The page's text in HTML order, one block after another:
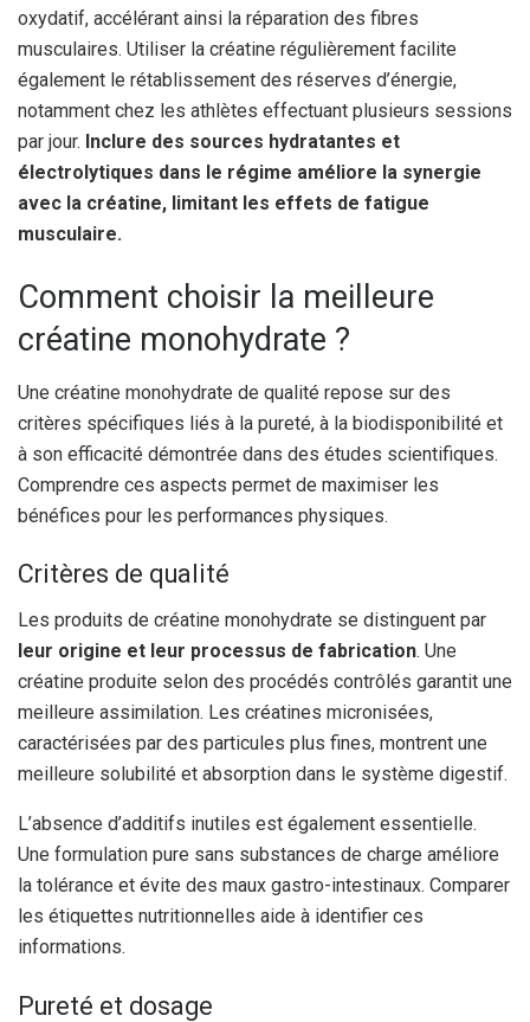
oxydatif, accélérant ainsi la réparation des fibres
musculaires. Utiliser la créatine régulièrement facilite
également le rétablissement des réserves d’énergie,
notamment chez les athlètes effectuant plusieurs sessions
par jour. Inclure des sources hydratantes et
électrolytiques dans le régime améliore la synergie
avec la créatine, limitant les effets de fatigue
musculaire.
Comment choisir la meilleure
créatine monohydrate ?
Une créatine monohydrate de qualité repose sur des
critères spécifiques liés à la pureté, à la biodisponibilité et
à son efficacité démontrée dans des études scientifiques.
Comprendre ces aspects permet de maximiser les
bénéfices pour les performances physiques.
Critères de qualité
Les produits de créatine monohydrate se distinguent par
leur origine et leur processus de fabrication. Une
créatine produite selon des procédés contrôlés garantit une
meilleure assimilation. Les créatines micronisées,
caractérisées par des particules plus fines, montrent une
meilleure solubilité et absorption dans le système digestif.
L’absence d’additifs inutiles est également essentielle.
Une formulation pure sans substances de charge améliore
la tolérance et évite des maux gastro-intestinaux. Comparer
les étiquettes nutritionnelles aide à identifier ces
informations.
Pureté et dosage